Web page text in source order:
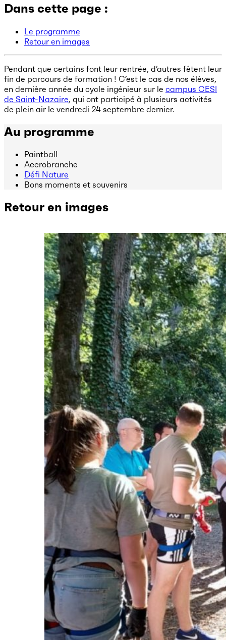
Dans cette page :
Le programme
Retour en images
Pendant que certains font leur rentrée, d’autres fêtent leur
fin de parcours de formation ! C’est le cas de nos élèves,
en dernière année du cycle ingénieur sur le campus CESI
de Saint-Nazaire, qui ont participé à plusieurs activités
de plein air le vendredi 24 septembre dernier.
Au programme
Paintball
Accrobranche
Défi Nature
Bons moments et souvenirs
Retour en images